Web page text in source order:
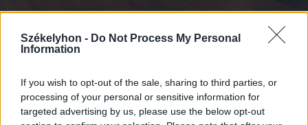
Székelyhon - Do Not Process My Personal
Information
If you wish to opt-out of the sale, sharing to third parties, or
processing of your personal or sensitive information for
targeted advertising by us, please use the below opt-out
2026. augusztus 06., csütörtök
műveiből nyílt emlékkiállítás a Csíki
Székely Múzeumban